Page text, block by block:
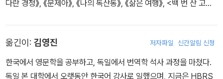
다란 경청》, 《문제아》, 《나의 독산동》, 《삶은 여행》, <백 번 산 고양
다.
옮긴이: 김영진 저자파일 신간알림 신청
한국에서 영문학을 공부하고, 독일에서 번역학 석사 과정을 마쳤다.
독일 본 대학에서 오랫동안 한국어 강사로 일했으며, 지금은 HBRS